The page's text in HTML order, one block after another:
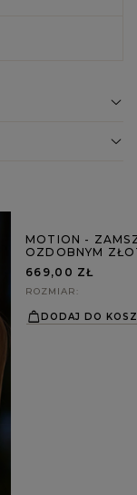
MOTION -
OZDOBNYM
669,00 ZŁ
ROZMIAR
DODAJ DO